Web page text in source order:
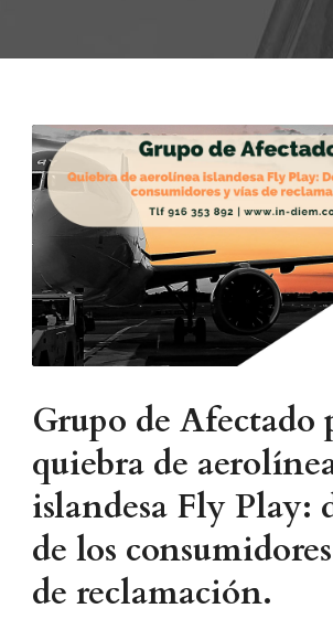
Grupo de Afectado
quiebra de
islandesa Fly Play:
de los
de reclamación.